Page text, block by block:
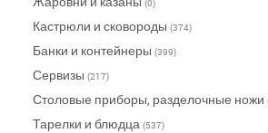
(0)
Кастрюли и сковороды (374)
Банки и контейнеры (399)
Сервизы (217)
Столовые приборы, разделочные ножи
Тарелки и блюдца (537)